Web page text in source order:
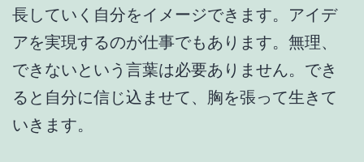
長していく自分をイメージできます。アイデ
アを実現するのが仕事でもあります。無理、
できないという言葉は必要ありません。でき
ると自分に信じ込ませて、胸を張って生きて
いきます。